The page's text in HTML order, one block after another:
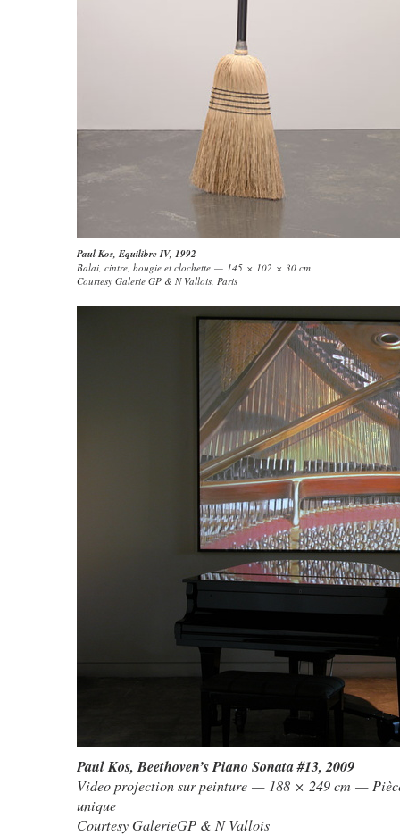
Paul Kos, Equilibre IV, 1992
Balai, cintre, bougie et clochette — 145 × 102 × 30 cm
Courtesy Galerie GP & N Vallois, Paris
Paul Kos,Beethoven’s Piano Sonata #13, 2009
Video projection sur peinture — 188 × 249 cm —
unique
Courtesy GalerieGP & N Vallois